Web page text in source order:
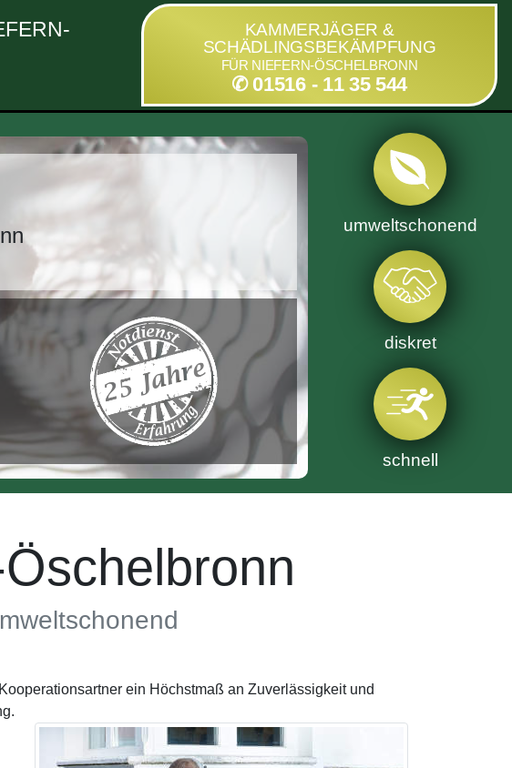
KAMMERJÄGER &
SCHÄDLINGSBEKÄMPFUNG
FÜR NIEFERN-ÖSCHELBRONN
✆ 01516 - 11 35 544
umweltschonend
diskret
schnell
ein Höchstmaß an Zuverlässigkeit und